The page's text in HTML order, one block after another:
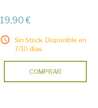
19,90 €
Sin Stock. Disponible en
7/10 días.
COMPRAR